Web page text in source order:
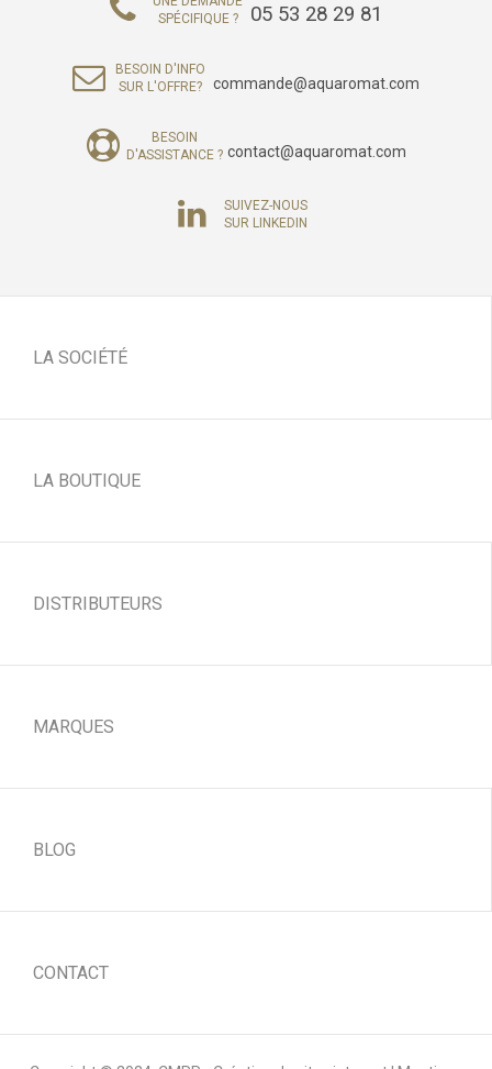
SPÉCIFIQUE ?
05 53 28 29 81
BESOIN D'INFO
SUR L'OFFRE?
commande@aquaromat.com
BESOIN
D'ASSISTANCE ? contact@aquaromat.com
SUIVEZ-NOUS
SUR LINKEDIN
LA SOCIÉTÉ
LA BOUTIQUE
DISTRIBUTEURS
MARQUES
BLOG
CONTACT